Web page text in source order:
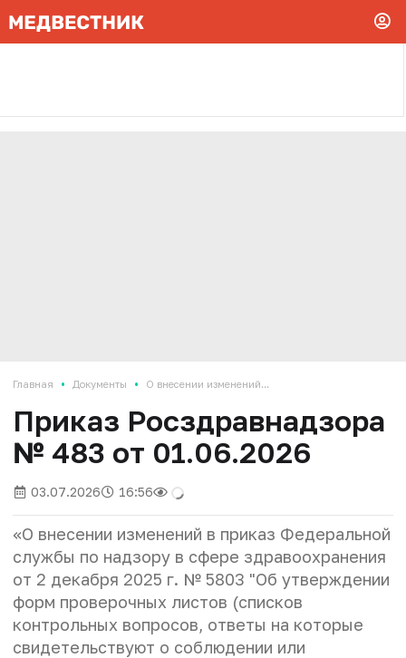
Главная • Документы • О внесении изменений...
Приказ Росздравнадзора
№ 483 от 01.06.2026
03.07.2026 16:56
«О внесении изменений в приказ Федеральной
службы по надзору в сфере здравоохранения
от 2 декабря 2025 г. № 5803 "Об утверждении
форм проверочных листов (списков
контрольных вопросов, ответы на которые
свидетельствуют о соблюдении или